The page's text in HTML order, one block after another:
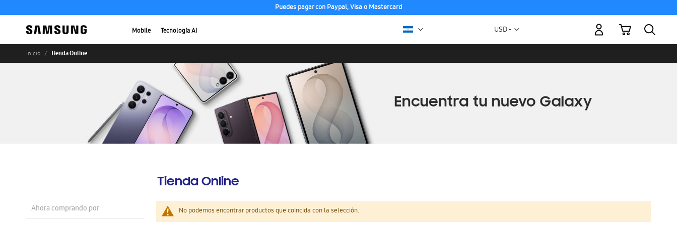
Puedes pagar con Paypal, Visa o Mastercard
Mobile Tecnología AI Moneda
USD -
Mi carrito
Inicio Tienda Online
Tienda Online
No podemos encontrar productos que coincida con la selección.
Ahora comprando por